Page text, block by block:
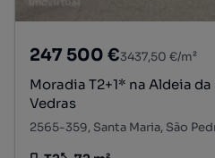
247 500 €3437,50 €/m²
Moradia T2+1* na Aldeia
Vedras